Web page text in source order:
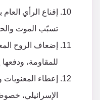
إقناع الرأي
تسبّب الموت
إضعاف الروح
للمقاومة،
إعطاء
الإسرائيلي،